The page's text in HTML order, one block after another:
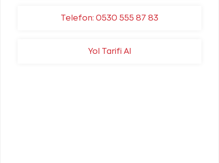
Telefon: 0530 555 87 83
Yol Tarifi Al